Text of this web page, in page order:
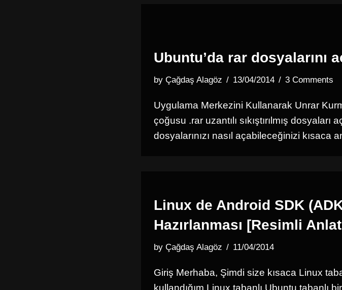
Ubuntu’da rar dosyalarını
by Çağdaş Alagöz 13/04/2014 3 Comments
Uygulama Merkezini Kullanarak Unrar
çoğusu .rar uzantılı sıkıştırılmış
dosyalarınızı nasıl açabileceğinizi kısaca
Linux de Android SDK
Hazırlanması [Resimli
by Çağdaş Alagöz 11/04/2014
Giriş Merhaba, Şimdi size kısaca Linux
kullandığım Linux tabanlı Ubuntu tabanlı